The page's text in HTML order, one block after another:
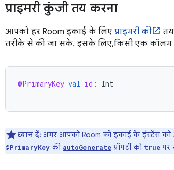
प्राइमरी कुंजी तय करना
आपको हर Room इकाई के लिए प्राइमरी की
तरीके से की जा सके. इसके लिए, किसी एक कॉलम
@PrimaryKey val id :
Int
ध्यान दें: अगर आपको Room को इकाई के इंस्टेंस
@PrimaryKey की autoGenerate प्रॉपर्टी को true पर